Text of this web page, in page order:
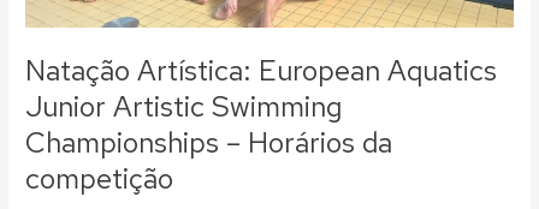
Natação Artística: European Aquatics
Junior Artistic Swimming
Championships – Horários da
competição
Horários
competição